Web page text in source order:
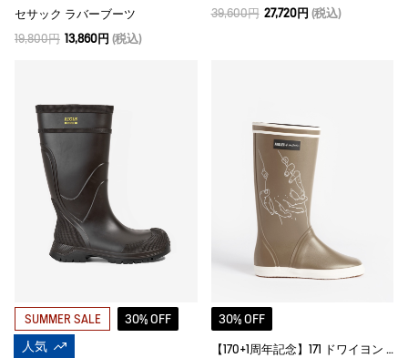
セサック ラバーブーツ
19,800円 13,860円 (税込)
39,600円 27,720円 (税込)
SUMMER SALE
30% OFF
人気
30% OFF
【170+1周年記念】171 ドワイヨン ラバーブーツ